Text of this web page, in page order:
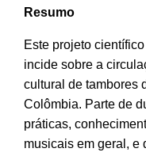
Resumo
Este projeto
incide sobre a
cultural de tambores
Colômbia. Parte de
práticas,
musicais em geral, e